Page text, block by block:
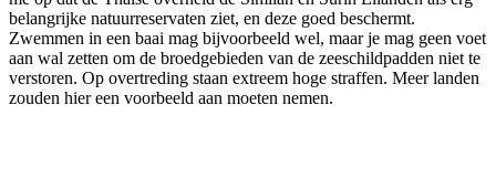
belangrijke natuurreservaten ziet, en deze goed beschermt.
Zwemmen in een baai mag bijvoorbeeld wel, maar je mag geen voet
aan wal zetten om de broedgebieden van de zeeschildpadden niet te
verstoren. Op overtreding staan extreem hoge straffen. Meer landen
zouden hier een voorbeeld aan moeten nemen.